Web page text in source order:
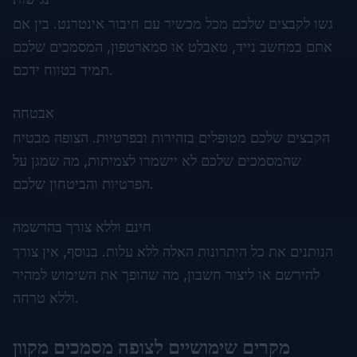
גשו לקבצים שלכם מכל מכשיר עם חיבור אינטרנט. בין אם
אתם במחשב נייד, טאבלט או סמארטפון, המסמכים שלכם
תמיד בטווח ידכם.
אבטחה
הקבצים שלכם מטופלים בזהירות ובפרטיות. הצופה מבטיח
שהמסמכים שלכם לא יישמרו לצמיתות, מה שמגן על
הפרטיות והביטחון שלכם.
חינם וללא צורך בהרשמה
הנותנים את כל היתרונות האלה ללא עלות. בנוסף, אין צורך
להירשם או ליצור חשבון, מה שהופך את השימוש למהיר
וללא טרחה.
מקרים שימושיים לצופה מסמכים מקוון